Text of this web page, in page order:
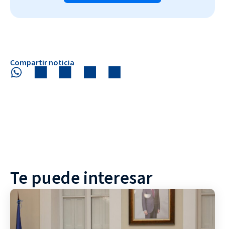
Compartir noticia
Te puede interesar